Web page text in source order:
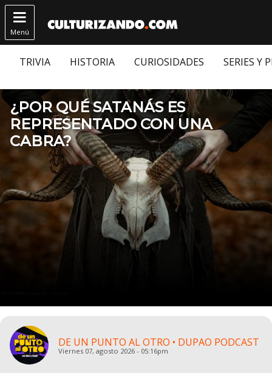

Menú
TRIVIA HISTORIA CURIOSIDADES SERIES Y
¿POR QUÉ SATANÁS ES
REPRESENTADO CON UNA
CABRA?
DE UN PUNTO AL OTRO • DUPAO PODCAST
Viernes 07, agosto 2026 - 05:16pm